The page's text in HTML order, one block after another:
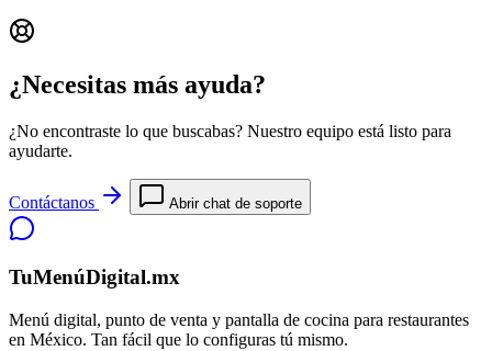
¿Necesitas más ayuda?
¿No encontraste lo que buscabas? Nuestro equipo está listo para
ayudarte.
Contáctanos Abrir chat de soporte
TuMenúDigital.mx
Menú digital, punto de venta y pantalla de cocina para restaurantes
en México. Tan fácil que lo configuras tú mismo.